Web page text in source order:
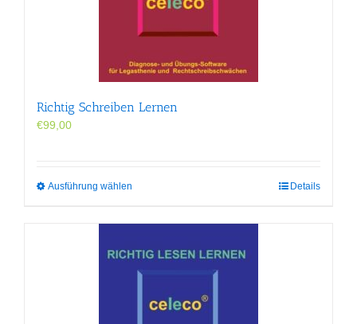
Richtig Schreiben Lernen
€99,00
Ausführung wählen
Varianten
auf.
Optionen
Details